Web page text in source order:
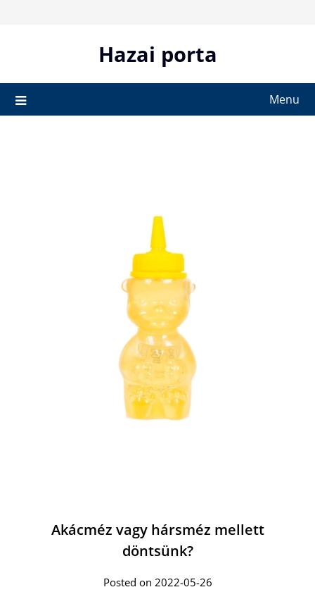
Hazai porta
Menu
Akácméz vagy hársméz mellett
döntsünk?
Posted on 2022-05-26